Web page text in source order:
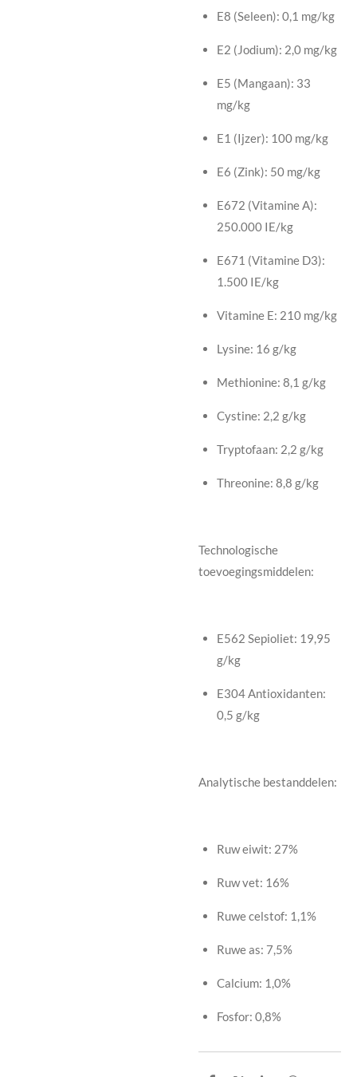
E8 (Seleen): 0,1 mg/kg
E2 (Jodium): 2,0 mg/kg
E5 (Mangaan): 33
mg/kg
E1 (Ijzer): 100 mg/kg
E6 (Zink): 50 mg/kg
E672 (Vitamine A):
250.000 IE/kg
E671 (Vitamine D3):
1.500 IE/kg
Vitamine E: 210 mg/kg
Lysine: 16 g/kg
Methionine: 8,1 g/kg
Cystine: 2,2 g/kg
Tryptofaan: 2,2 g/kg
Threonine: 8,8 g/kg
Technologische
toevoegingsmiddelen:
E562 Sepioliet: 19,95
g/kg
E304 Antioxidanten:
0,5 g/kg
Analytische bestanddelen:
Ruw eiwit: 27%
Ruw vet: 16%
Ruwe celstof: 1,1%
Ruwe as: 7,5%
Calcium: 1,0%
Fosfor: 0,8%